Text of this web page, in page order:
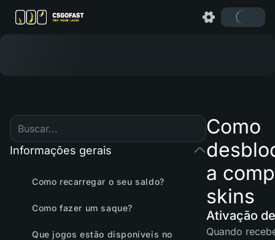
Informações gerais
Como recarregar o seu saldo?
Como fazer um saque?
Que jogos estão disponíveis no
Como
a
skins
Ativação
Quando